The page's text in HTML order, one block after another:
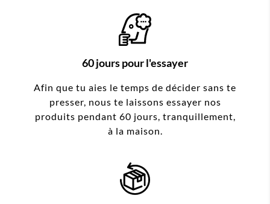
60 jours pour l'essayer
Afin que tu aies le temps de décider sans te
presser, nous te laissons essayer nos
produits pendant 60 jours, tranquillement,
à la maison.